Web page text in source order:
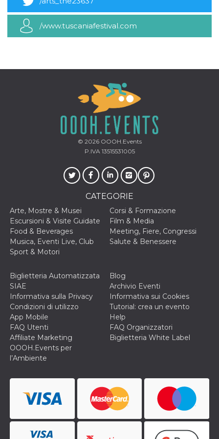
/www.tuscaniafestival.com
© 2026OOOH.Events
P.IVA 13515531005
CATEGORIE
Arte, Mostre & Musei
Corsi & Formazione
Escursioni & Visite Guidate
Film & Media
Food & Beverages
Meeting, Fiere, Congressi
Musica, Eventi Live, Club
Salute & Benessere
Sport & Motori
Biglietteria Automatizzata
SIAE
Blog
Archivio Eventi
Informativa sulla Privacy
Informativa sui Cookies
Condizioni di utilizzo
Tutorial: crea un evento
App Mobile
Help
FAQ Utenti
FAQ Organizzatori
Affiliate Marketing
Biglietteria White Label
OOOH.Events per
l’Ambiente